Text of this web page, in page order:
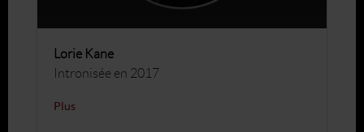
Lorie Kane
Intronisée en 2017
Plus